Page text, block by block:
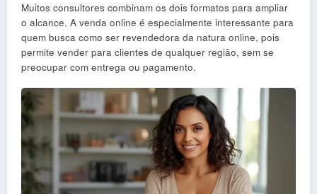
Muitos consultores combinam os dois formatos para ampliar
o alcance. A venda online é especialmente interessante para
quem busca como ser revendedora da natura online, pois
permite vender para clientes de qualquer região, sem se
preocupar com entrega ou pagamento.